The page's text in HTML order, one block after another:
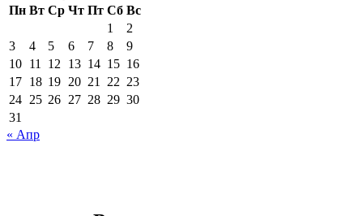
Пн Вт Ср Чт Пт Сб Вс
1
2
3
4 5 6 7 8
9
10 11 12 13 14 15 16
17 18 19 20 21 22 23
24 25 26 27 28 29 30
31
« Апр